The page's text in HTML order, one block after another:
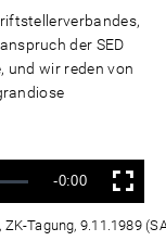
der SED
und wir reden von
Verbleibende
Zeit
-0:00 Vollbild
Tagung, 9.11.1989